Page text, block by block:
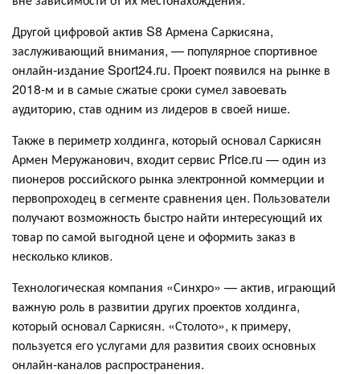
Другой цифровой актив S8 Армена Саркисяна,
заслуживающий внимания, — популярное спортивное
онлайн-издание Sport24.ru. Проект появился на рынке в
2018-м и в самые сжатые сроки сумел завоевать
аудиторию, став одним из лидеров в своей нише.
Также в периметр холдинга, который основал Саркисян
Армен Меружанович, входит сервис Price.ru — один из
пионеров российского рынка электронной коммерции и
первопроходец в сегменте сравнения цен. Пользователи
получают возможность быстро найти интересующий их
товар по самой выгодной цене и оформить заказ в
несколько кликов.
Технологическая компания «Синхро» — актив, играющий
важную роль в развитии других проектов холдинга,
который основал Саркисян. «Столото», к примеру,
пользуется его услугами для развития своих основных
онлайн-каналов распространения.